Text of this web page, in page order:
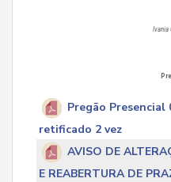
Ivania
Pregão Presencial
retificado 2 vez
AVISO DE
E REABERTURA DE